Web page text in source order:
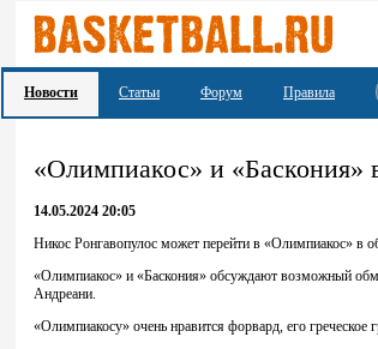
Новости Статьи Форум Правила
«Олимпиакос» и «Баскония»
14.05.2024 20:05
Никос Ронгавопулос может перейти в «Олимпиакос» в
«Олимпиакос» и «Баскония» обсуждают возможный
Андреани.
«Олимпиакосу» очень нравится форвард, его